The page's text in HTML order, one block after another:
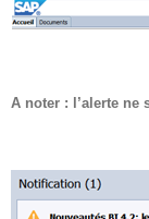
A noter : l’alerte ne